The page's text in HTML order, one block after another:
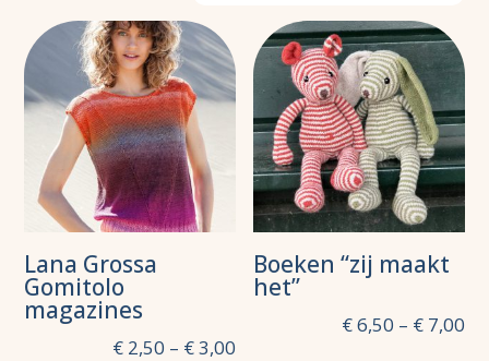
Lana Grossa
Gomitolo
magazines
€2,50 – €3,00
Boeken “zij maakt
het”
€6,50 – €7,00